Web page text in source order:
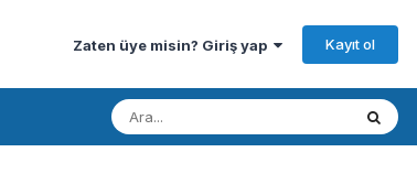
Zaten üye misin? Giriş yap Kayıt ol